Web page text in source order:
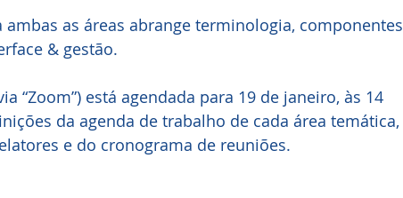
as áreas abrange terminologia, componentes
& gestão.
“Zoom”) está agendada para 19 de janeiro, às 14
da agenda de trabalho de cada área temática,
e do cronograma de reuniões.